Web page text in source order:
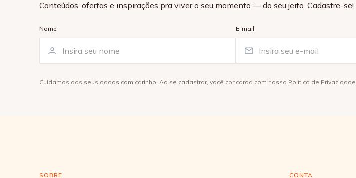
Conteúdos, ofertas e inspirações pra viver o seu momento — do seu jeito. Cadastre-se!
Nome E-mail
Cuidamos dos seus dados com carinho. Ao se cadastrar, você concorda com nossa Política de Privacidade
SOBRE CONTA